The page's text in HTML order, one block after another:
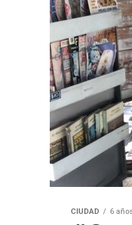
CIUDAD 6